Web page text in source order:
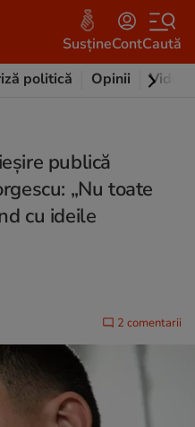
SusțineContCaută
politică Opinii Video
publică
„Nu toate
cu ideile
2 comentarii